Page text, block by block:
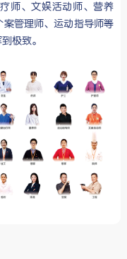
师、文娱活动师、营养
管理师、运动指导师等
极致。